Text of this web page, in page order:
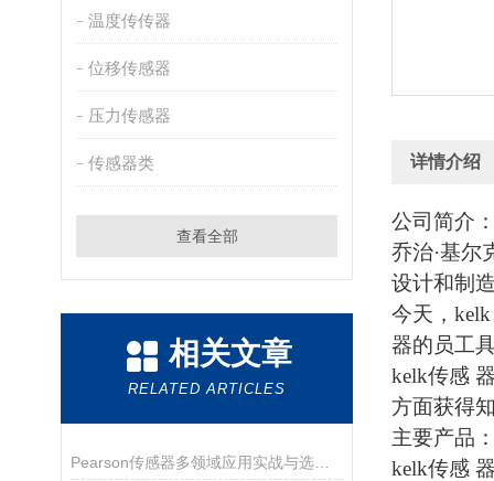
温度传传器
位移传感器
压力传感器
传感器类
查看全部
相关文章
RELATED ARTICLES
Pearson传感器多领域应用实战与选型指南
详情介绍
公司简介
乔治·基尔
设计和制
今天，
器的员工
kelk传感
方面获得
主要产品
kelk传感